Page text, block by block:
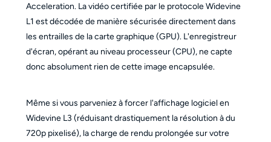
Acceleration. La vidéo certifiée par le protocole Widevine
L1 est décodée de manière sécurisée directement dans
les entrailles de la carte graphique (GPU). L'enregistreur
d'écran, opérant au niveau processeur (CPU), ne capte
donc absolument rien de cette image encapsulée.
Même si vous parveniez à forcer l'affichage logiciel en
Widevine L3 (réduisant drastiquement la résolution à du
720p pixelisé), la charge de rendu prolongée sur votre